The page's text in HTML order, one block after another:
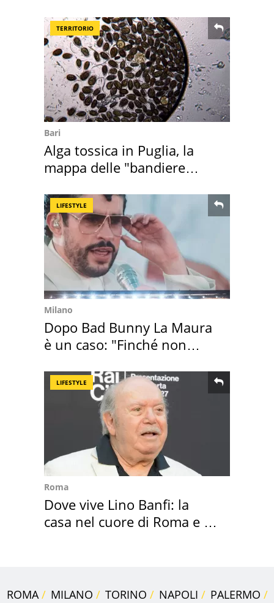
TERRITORIO
Bari
Alga tossica in Puglia, la
mappa delle "bandiere
LIFESTYLE
Milano
Dopo Bad Bunny La Maura
è un caso: "Finché non
LIFESTYLE
Roma
Dove vive Lino Banfi: la
casa nel cuore di Roma e i
ROMA MILANO TORINO NAPOLI
PALERMO